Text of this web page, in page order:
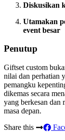
Diskusikan
Utamakan
event besar
Penutup
Giftset custom
nilai dan perhatian
pemangku
dikemas secara
yang berkesan dan
masa depan.
Share this